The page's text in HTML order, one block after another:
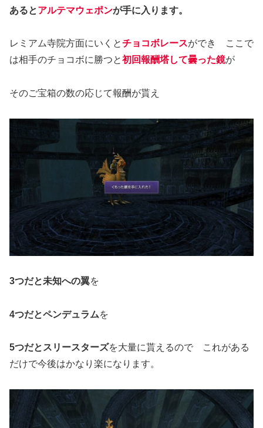
あるとアルテマウェポンが手に入ります。
レミアム寺院方面にいくとチョコボレースができ ここで
は相手のチョコボに勝つと初回報酬塔して曇った鏡が
そのご宝箱の数の応じて報酬が貰え
3つだと未知への翼を
4つだとペンデュラムを
5つだとスリースターズを大量に貰えるので これがある
だけで今後はかなり楽になります。